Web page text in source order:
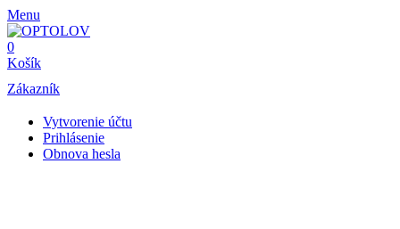
Menu
0
Košík
Zákazník
Vytvorenie účtu
Prihlásenie
Obnova hesla